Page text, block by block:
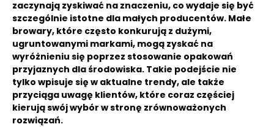
zaczynają zyskiwać na znaczeniu, co wydaje się być
szczególnie istotne dla małych producentów. Małe
browary, które często konkurują z dużymi,
ugruntowanymi markami, mogą zyskać na
wyróżnieniu się poprzez stosowanie opakowań
przyjaznych dla środowiska. Takie podejście nie
tylko wpisuje się w aktualne trendy, ale także
przyciąga uwagę klientów, które coraz częściej
kierują swój wybór w stronę zrównoważonych
rozwiązań.